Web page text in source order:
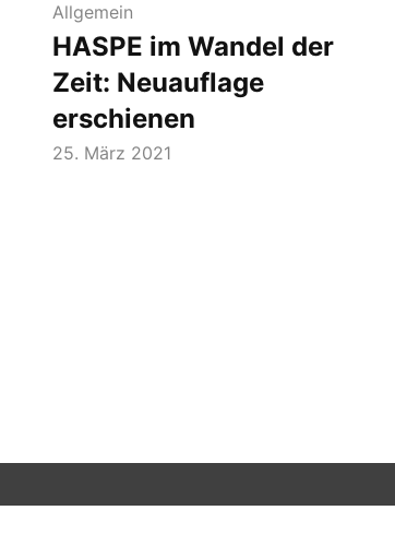
Allgemein
HASPE im Wandel der
Zeit: Neuauflage
erschienen
25. März 2021